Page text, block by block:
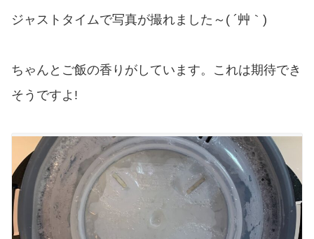
ジャストタイムで写真が撮れました～( ´艸｀)
ちゃんとご飯の香りがしています。これは期待でき
そうですよ!